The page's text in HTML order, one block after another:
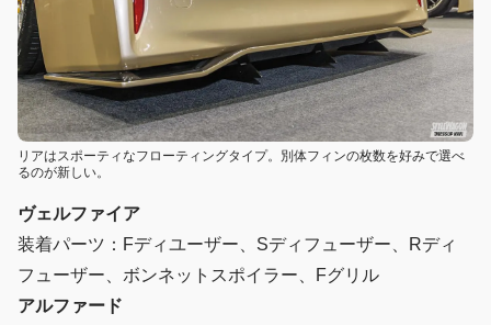
リアはスポーティなフローティングタイプ。別体フィンの枚数を好みで選べ
るのが新しい。
ヴェルファイア
装着パーツ：Fディユーザー、Sディフューザー、Rディ
フューザー、ボンネットスポイラー、Fグリル
アルファード